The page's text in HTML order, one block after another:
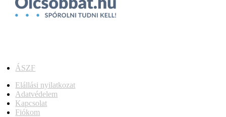
ÁSZF
Elállási nyilatkozat
Adatvédelem
Kapcsolat
Fiókom